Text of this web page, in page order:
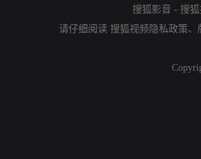
搜狐影音 - 搜
请仔细阅读 搜狐视频隐私政策、